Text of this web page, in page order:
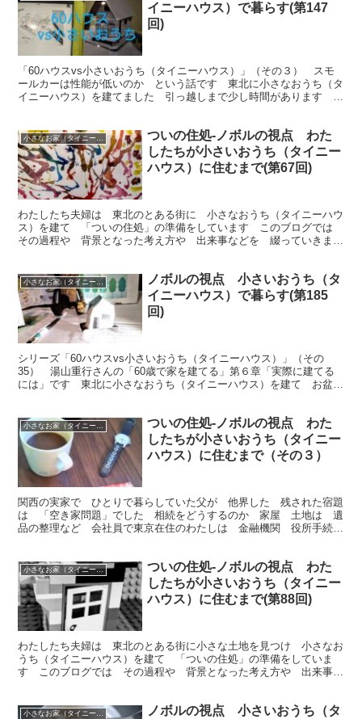
イニーハウス）で暮らす(第147
回)
「60ハウスvs小さいおうち（タイニーハウス）」（その３） スモ
ールカーは性能が低いのか という話です 東北に小さなおうち（タ
イニーハウス）を建てました 引っ越しまで少し時間があります こ
小さなお家（タイニーハウス）で暮らす
ついの住処-ノボルの視点 わた
したちが小さいおうち（タイニー
ハウス）に住むまで(第67回)
わたしたち夫婦は 東北のとある街に 小さなおうち（タイニーハウ
ス）を建て 「ついの住処」の準備をしています このブログでは
その過程や 背景となった考え方や 出来事などを 綴っていきま
小さなお家（タイニーハウス）で暮らす
ノボルの視点 小さいおうち（タ
イニーハウス）で暮らす(第185
回)
シリーズ「60ハウスvs小さいおうち（タイニーハウス）」（その
35） 湯山重行さんの「60歳で家を建てる」第６章「実際に建てる
には」です 東北に小さなおうち（タイニーハウス）を建て お盆も
小さなお家（タイニーハウス）で暮らす
ついの住処-ノボルの視点 わた
したちが小さいおうち（タイニー
ハウス）に住むまで（その３）
関西の実家で ひとりで暮らしていた父が 他界した 残された宿題
は 「空き家問題」でした 相続をどうするのか 家屋 土地は 遺
品の整理など 会社員で東京在住のわたしは 金融機関 役所手続
小さなお家（タイニーハウス）で暮らす
ついの住処-ノボルの視点 わた
したちが小さいおうち（タイニー
ハウス）に住むまで(第88回)
わたしたち夫婦は 東北のとある街に小さな土地を見つけ 小さなお
うち（タイニーハウス）を建て 「ついの住処」の準備をしていま
す このブログでは その過程や 背景となった考え方や 出来事な
小さなお家（タイニーハウス）で暮らす
ノボルの視点 小さいおうち（タ